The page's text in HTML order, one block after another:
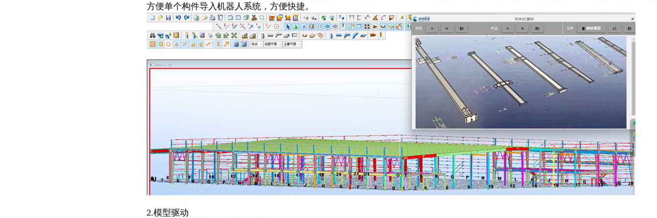
方便单个构件导入机器人系统，方便快捷。
2.模型驱动